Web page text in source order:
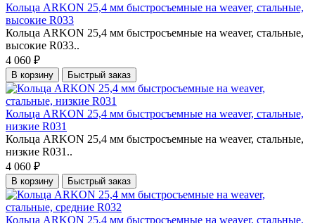
Кольца ARKON 25,4 мм быстросъемные на weaver, стальные,
высокие R033
Кольца ARKON 25,4 мм быстросъемные на weaver, стальные,
высокие R033..
4 060 ₽
В корзину Быстрый заказ
Кольца ARKON 25,4 мм быстросъемные на weaver, стальные,
низкие R031
Кольца ARKON 25,4 мм быстросъемные на weaver, стальные,
низкие R031..
4 060 ₽
В корзину Быстрый заказ
Кольца ARKON 25,4 мм быстросъемные на weaver, стальные,